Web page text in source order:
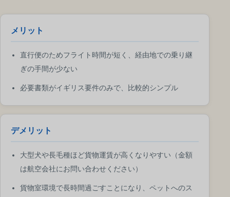
メリット
直行便のためフライト時間が短く、経由地での乗り継
ぎの手間が少ない
必要書類がイギリス要件のみで、比較的シンプル
デメリット
大型犬や長毛種ほど貨物運賃が高くなりやすい（金額
は航空会社にお問い合わせください）
貨物室環境で長時間過ごすことになり、ペットへのス